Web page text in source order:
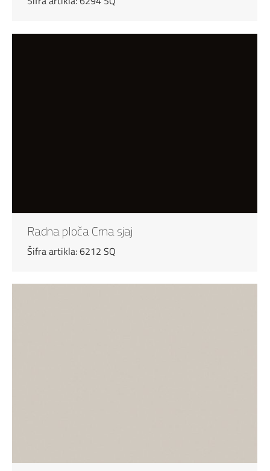
Radna ploča Crna sjaj
Šifra artikla: 6212 SQ